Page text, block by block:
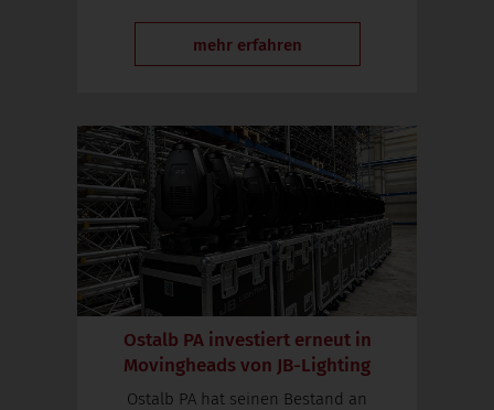
mehr erfahren
Ostalb PA investiert erneut in
Movingheads von JB-Lighting
Ostalb PA hat seinen Bestand an